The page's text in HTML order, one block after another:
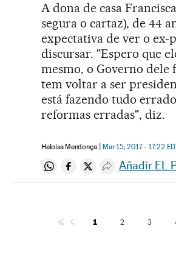
A dona de casa
segura o cartaz), de 44
expectativa de ver o ex-
discursar. "Espero que
mesmo, o Governo dele
tem voltar a ser
está fazendo tudo
reformas erradas", diz.
Heloísa Mendonça Mar 15, 2017 - 17:22
Compartir en Whatsapp
Compartir en Facebook
Compartir en
Desplegar
Añadir EL
1 2 3